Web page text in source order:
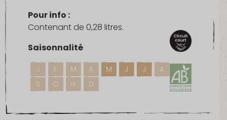
Pour info :
Contenant de 0,28 litres.
Saisonnalité
J F M A M J J
A
S
O N D